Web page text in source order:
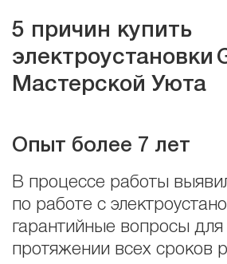
5 причин купить
электроустановки
Мастерской Уюта
Опыт более 7 лет
В процессе работы
по работе с
гарантийные вопросы для
протяжении всех сроков